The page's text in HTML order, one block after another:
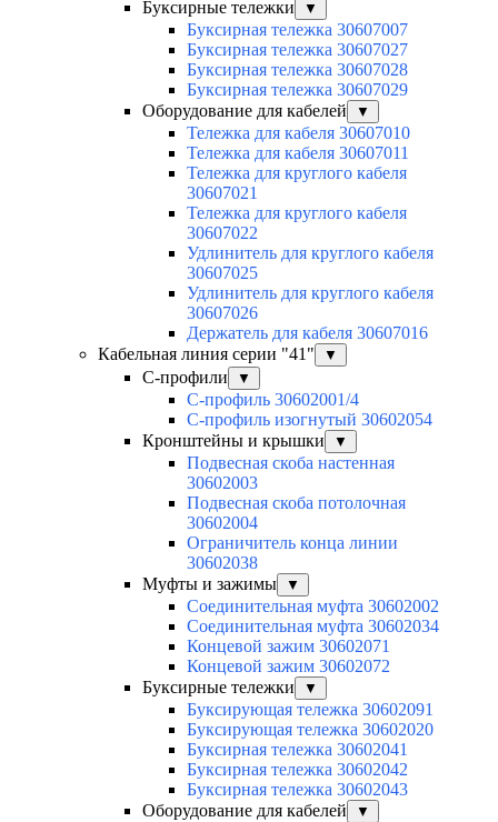
Буксирные тележки ▼
Буксирная тележка 30607007
Буксирная тележка 30607027
Буксирная тележка 30607028
Буксирная тележка 30607029
Оборудование для кабелей
▼
Тележка для кабеля 30607010
Тележка для кабеля 30607011
Тележка для круглого кабеля
30607021
Тележка для круглого кабеля
30607022
Удлинитель для круглого кабеля
30607025
Удлинитель для круглого кабеля
30607026
Держатель для кабеля 30607016
Кабельная линия серии "41"
▼
С-профили ▼
С-профиль 30602001/4
С-профиль изогнутый 30602054
Кронштейны и крышки
▼
Подвесная скоба настенная
30602003
Подвесная скоба потолочная
30602004
Ограничитель конца линии
30602038
Муфты и зажимы
▼
Соединительная муфта 30602002
Соединительная муфта 30602034
Концевой зажим 30602071
Концевой зажим 30602072
Буксирные тележки
▼
Буксирующая тележка 30602091
Буксирующая тележка 30602020
Буксирная тележка 30602041
Буксирная тележка 30602042
Буксирная тележка 30602043
Оборудование для кабелей
▼